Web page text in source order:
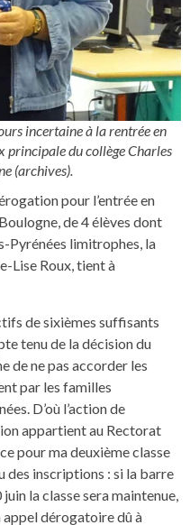
incertaine à la rentrée en
principale du collège Charles
(archives).
pour l’entrée en
de 4 élèves dont
Pyrénées limitrophes, la
Lise Roux, tient à
de sixièmes suffisants
tenu de la décision du
de ne pas accorder les
par les familles
D’où l’action de
appartient au Rectorat
pour ma deuxième classe
des inscriptions : si la barre
la classe sera maintenue,
appel dérogatoire dû à